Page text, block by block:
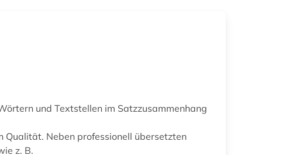
und Textstellen im Satzzusammenhang
Neben professionell übersetzten
z. B.